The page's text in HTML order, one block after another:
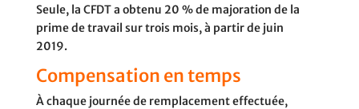
Seule, la CFDT a obtenu 20 % de majoration de la
prime de travail sur trois mois, à partir de juin
2019.
Compensation en temps
À chaque journée de remplacement effectuée,